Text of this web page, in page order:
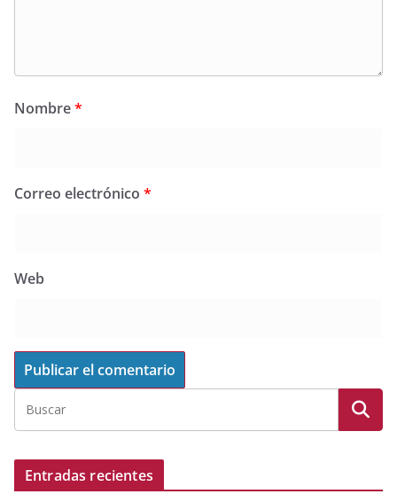
Nombre*
Correo electrónico *
Web
Entradas recientes